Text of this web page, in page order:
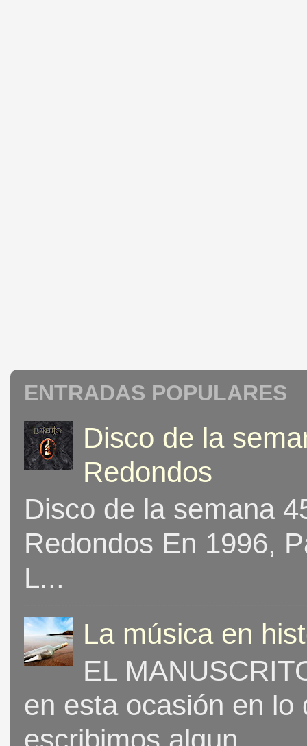
ENTRADAS POPULARES
Disco de la
Redondos
Disco de la semana
Redondos En 1996,
L...
La música en
EL
en esta ocasión en
escribimos algun...